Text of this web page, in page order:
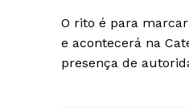
O rito é para
e acontecerá na
presença de